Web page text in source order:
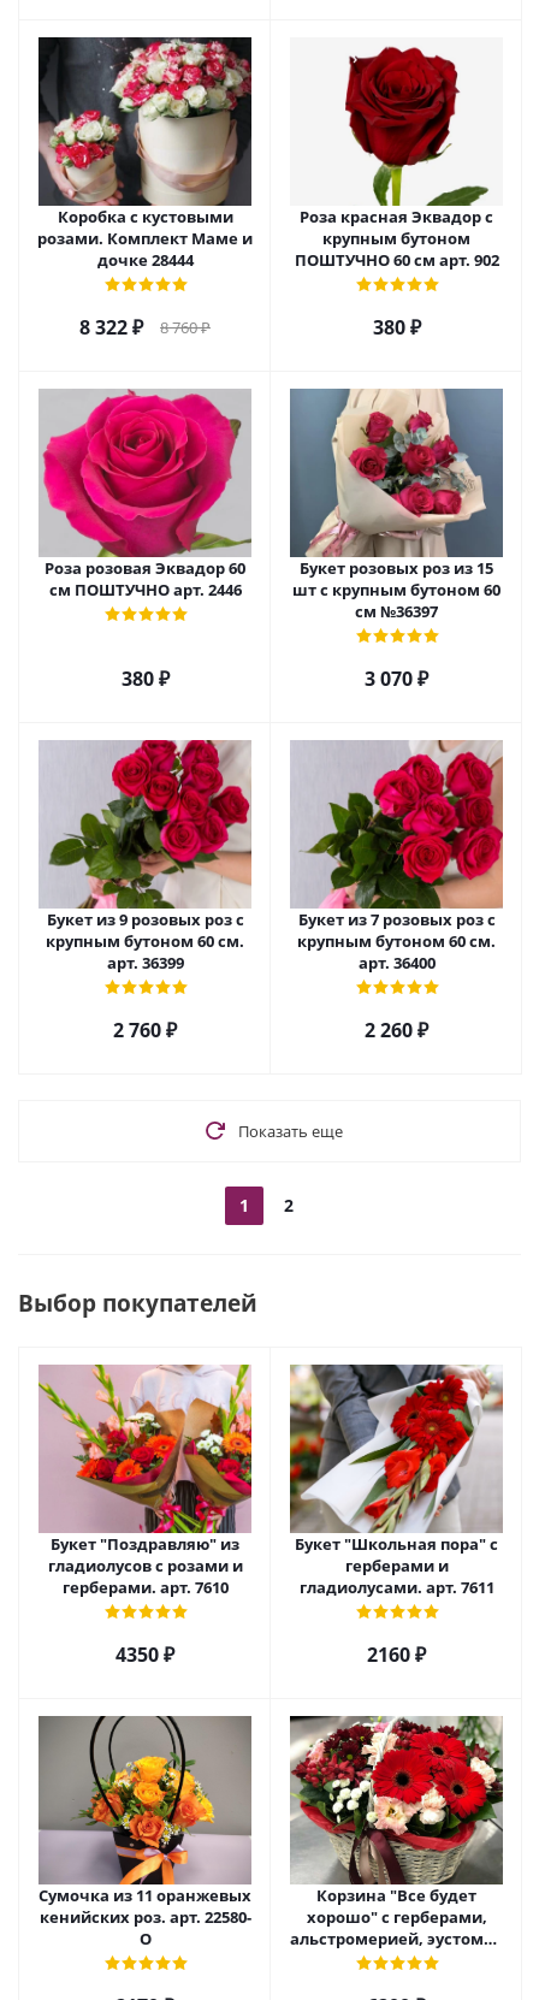
Коробка с кустовыми
розами. Комплект Маме и
дочке 28444
8 322₽ 8 760₽
Роза красная Эквадор с
крупным бутоном
ПОШТУЧНО 60 см арт. 902
380₽
Роза розовая Эквадор 60
см ПОШТУЧНО арт. 2446
380₽
Букет розовых роз из 15
шт с крупным бутоном 60
см №36397
3 070₽
Букет из 9 розовых роз с
крупным бутоном 60 см.
арт. 36399
2 760₽
Букет из 7 розовых роз с
крупным бутоном 60 см.
арт. 36400
2 260₽
Показать еще
1 2
Выбор покупателей
Букет "Поздравляю" из
гладиолусов с розами и
герберами. арт. 7610
4350 ₽
Букет "Школьная пора" с
герберами и
гладиолусами. арт. 7611
2160 ₽
Сумочка из 11 оранжевых
кенийских роз. арт. 22580-
О
Корзина "Все будет
хорошо" с герберами,
альстромерией, эустомой
и хризантемой арт. 22461